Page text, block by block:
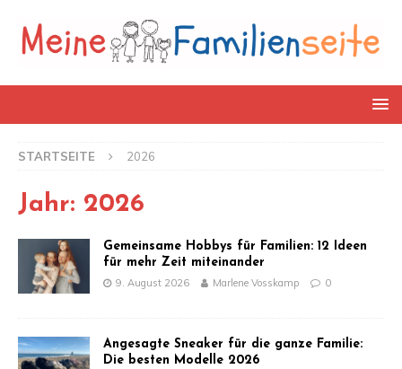
STARTSEITE 2026
Jahr: 2026
Gemeinsame Hobbys für Familien: 12 Ideen
für mehr Zeit miteinander
9. August 2026 Marlene Vosskamp 0
Angesagte Sneaker für die ganze Familie:
Die besten Modelle 2026